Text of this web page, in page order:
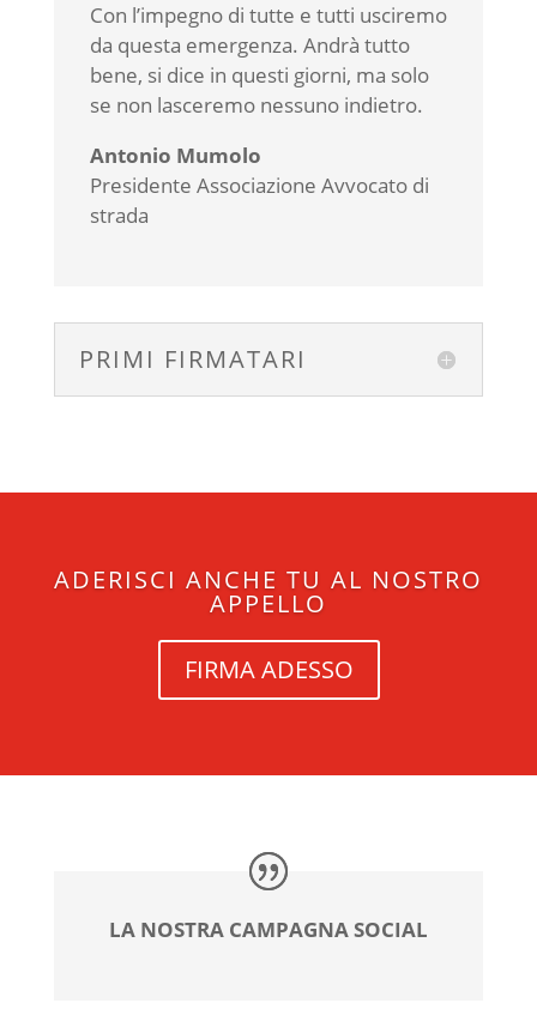
Con l’impegno di tutte e tutti usciremo
da questa emergenza. Andrà tutto
bene, si dice in questi giorni, ma solo
se non lasceremo nessuno indietro.
Antonio Mumolo
Presidente Associazione Avvocato di
strada
PRIMI FIRMATARI
ADERISCI ANCHE TU AL NOSTRO
APPELLO
FIRMA ADESSO
LA NOSTRA CAMPAGNA SOCIAL